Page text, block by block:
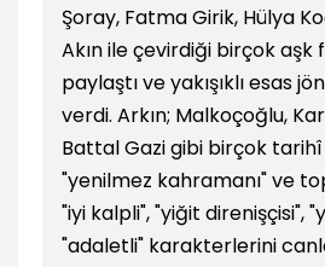
Şoray, Fatma Girik, Hülya
Akın ile çevirdiği birçok
paylaştı ve yakışıklı esas
verdi. Arkın; Malkoçoğlu,
Battal Gazi gibi birçok
"yenilmez kahramanı" ve
"iyi kalpli", "yiğit direnişçisi",
"adaletli" karakterlerini